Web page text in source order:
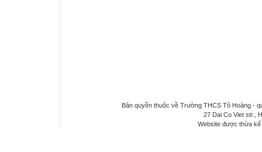
Bản quyền thuộc về Trường THCS Tô Hoàng -
27 Dai Co Viet str.,
Website được thừa